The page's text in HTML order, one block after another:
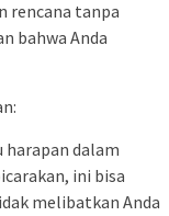
rencana tanpa
bahwa Anda
dalam
ini bisa
melibatkan Anda